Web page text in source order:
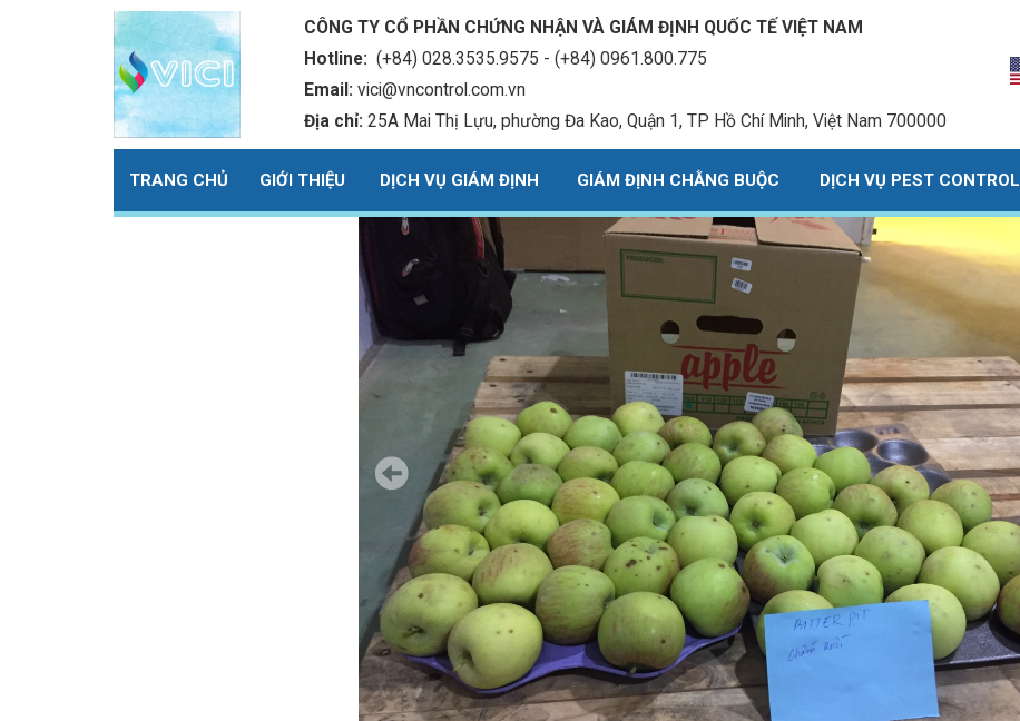
CÔNG TY CỔ PHẦN CHỨNG NHẬN VÀ GIÁM ĐỊNH QUỐC TẾ VIỆT NAM
Hotline: (+84) 028.3535.9575 - (+84) 0961.800.775
Email: vici@vncontrol.com.vn
Địa chỉ: 25A Mai Thị Lựu, phường Đa Kao, Quận 1, TP Hồ Chí Minh, Việt Nam 700000
TRANG CHỦ GIỚI THIỆU DỊCH VỤ GIÁM ĐỊNH GIÁM ĐỊNH CHẰNG BUỘC DỊCH VỤ PEST CONTROL